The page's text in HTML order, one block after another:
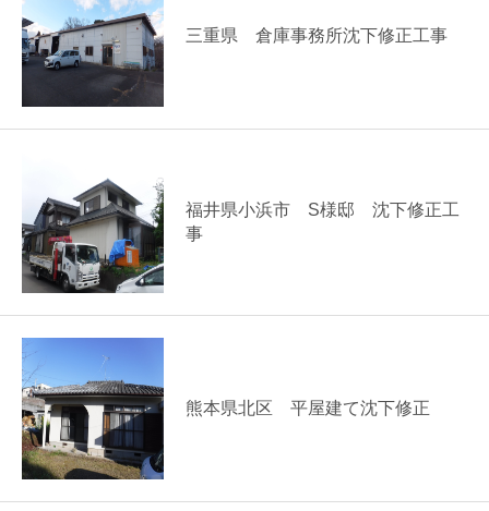
三重県 倉庫事務所沈下修正工事
福井県小浜市 S様邸 沈下修正工
事
熊本県北区 平屋建て沈下修正